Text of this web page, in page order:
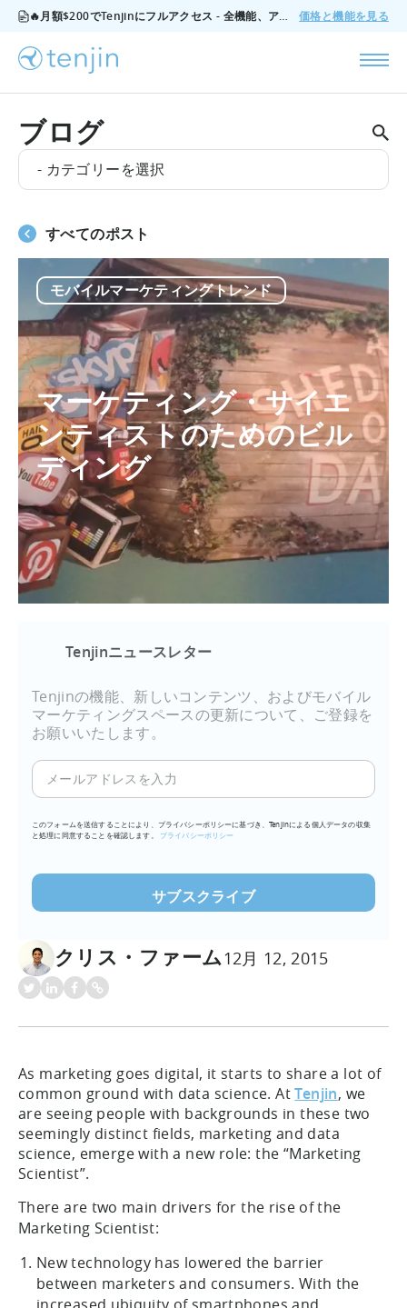
🔥月額$200でTenjinにフルアクセス - 全機能、アドオンなし、いつでもキャンセル可能。 価格と機能を見る
ブログ
- カテゴリーを選択
すべてのポスト
モバイルマーケティングトレンド
マーケティング・サイエ
ンティストのためのビル
ディング
Tenjinニュースレター
Tenjinの機能、新しいコンテンツ、およびモバイル
マーケティングスペースの更新について、ご登録を
お願いいたします。
メ
ー
ア
レ
を
入
力
(必
須)
このフォームを送信することにより、プライバシーポリシーに基づき、Tenjinによる個人データの収集
と処理に同意することを確認します。
プライバシーポリシー
クリス・ファーム12月 12, 2015
As marketing goes digital, it starts to share a lot of
common ground with data science. AtTenjin, we
are seeing people with backgrounds in these two
seemingly distinct fields, marketing and data
science, emerge with a new role: the “Marketing
Scientist”.
There are two main drivers for the rise of the
Marketing Scientist:
New technology has lowered the barrier
between marketers and consumers. With the